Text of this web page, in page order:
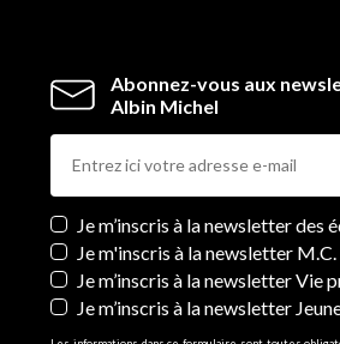
Abonnez-vous aux
Albin Michel
Newsletters
Je m’inscris à la newsletter
Je m'inscris à la newsletter
Je m’inscris à la newsletter Vie
Je m’inscris à la newsletter